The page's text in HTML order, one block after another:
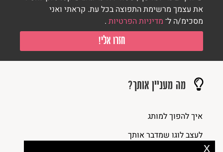
את עצמך מרשימת התפוצה בכל עת. קראתי ואני
מסכימ/ה ל־ מדיניות הפרטיות .
חזרו אלי!
מה מעניין אותך?
איך להפוך למותג
לעצב לוגו שמדבר אותך
x